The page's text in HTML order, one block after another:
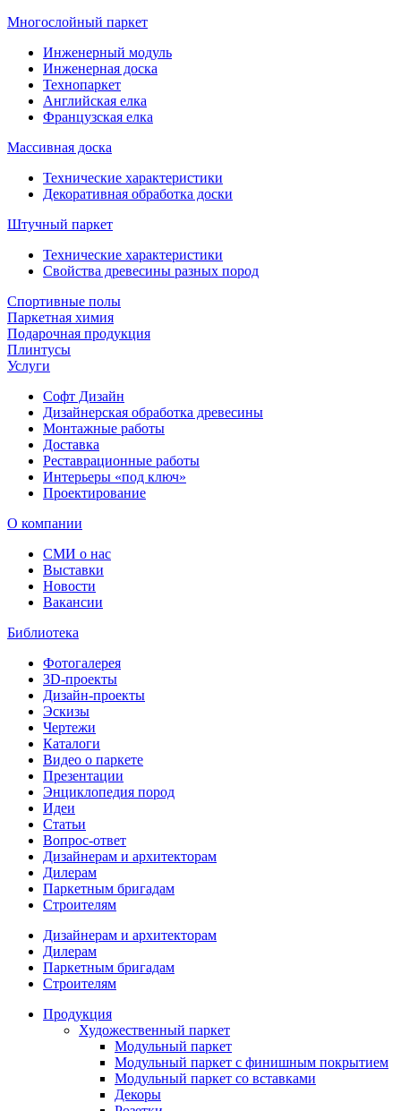
Многослойный паркет
Инженерный модуль
Инженерная доска
Технопаркет
Английская елка
Французская елка
Массивная доска
Технические характеристики
Декоративная обработка доски
Штучный паркет
Технические характеристики
Свойства древесины разных пород
Спортивные полы
Паркетная химия
Подарочная продукция
Плинтусы
Услуги
Софт Дизайн
Дизайнерская обработка древесины
Монтажные работы
Доставка
Реставрационные работы
Интерьеры «под ключ»
Проектирование
О компании
СМИ о нас
Выставки
Новости
Вакансии
Библиотека
Фотогалерея
3D-проекты
Дизайн-проекты
Эскизы
Чертежи
Каталоги
Видео о паркете
Презентации
Энциклопедия пород
Идеи
Статьи
Вопрос-ответ
Дизайнерам и архитекторам
Дилерам
Паркетным бригадам
Строителям
Дизайнерам и архитекторам
Дилерам
Паркетным бригадам
Строителям
Продукция
Художественный паркет
Модульный паркет
Модульный паркет с финишным покрытием
Модульный паркет со вставками
Декоры